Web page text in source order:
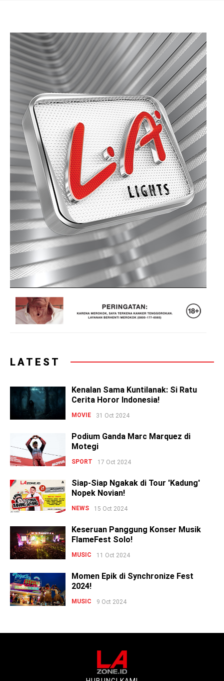
LATEST
Kenalan Sama Kuntilanak: Si Ratu
Cerita Horor Indonesia!
MOVIE 31 Oct 2024
Podium Ganda Marc Marquez di
Motegi
SPORT 17 Oct 2024
Siap-Siap Ngakak di Tour 'Kadung'
Nopek Novian!
NEWS 15 Oct 2024
Keseruan Panggung Konser Musik
FlameFest Solo!
MUSIC 11 Oct 2024
Momen Epik di Synchronize Fest
2024!
MUSIC 9 Oct 2024